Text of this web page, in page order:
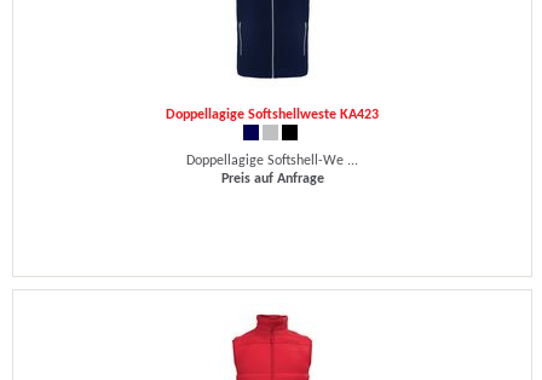
Doppellagige Softshellweste KA423
Doppellagige Softshell-We ...
Preis auf Anfrage